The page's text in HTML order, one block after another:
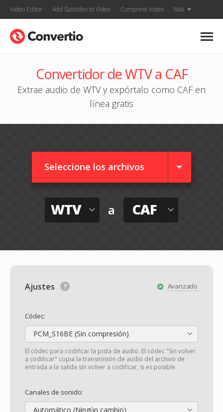
Video Editor Add Subtitles to Video Compress Video Más
Convertidor de WTV a CAF
Extrae audio de WTV y expórtalo como CAF en
línea gratis
Seleccione los archivos
WTV a CAF
Avanzado
Ajustes
Códec:
PCM_S16BE (Sin compresión)
El códec para codificar la pista de audio. El códec "Sin volver
a codificar" copia la transmisión de audio del archivo de
entrada a la salida sin volver a codificar, si es posible.
Canales de sonido:
Automático (Ningún cambio)